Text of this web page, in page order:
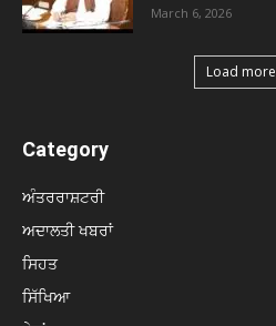
March 6, 2026
Load more
Category
ਅੰਤਰਰਾਸ਼ਟਰੀ
ਅਦਾਲਤੀ ਖਬਰਾਂ
ਸਿਹਤ
ਸਿੱਖਿਆ